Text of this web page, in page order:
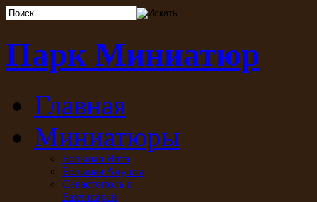
Парк Миниатюр
Главная
Миниатюры
Большая Ялта
Большая Алушта
Севастополь и
Бахчисарай